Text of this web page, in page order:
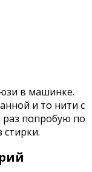
в машинке.
и то нити с
попробую по